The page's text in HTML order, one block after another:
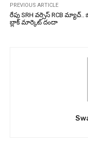
PREVIOUS ARTICLE
రేపు SRH వర్సెస్‌ RCB
బ్లాక్ మార్కెట్ దందా